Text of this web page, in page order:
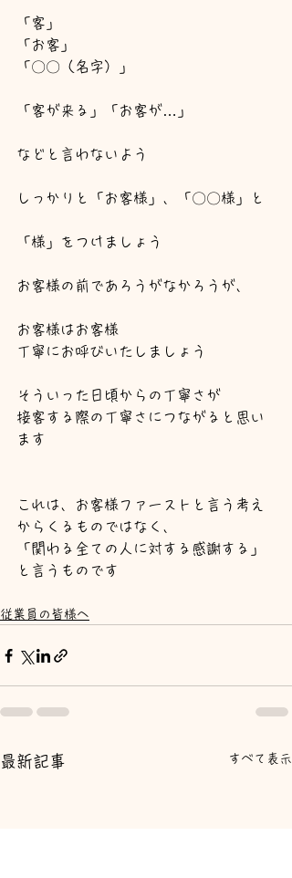
「客」
「お客」
「〇〇（名字）」
「客が来る」「お客が…」
などと言わないよう
しっかりと「お客様」、「〇〇様」と
「様」をつけましょう
お客様の前であろうがなかろうが、
お客様はお客様
丁寧にお呼びいたしましょう
そういった日頃からの丁寧さが
接客する際の丁寧さにつながると思い
ます
これは、お客様ファーストと言う考え
からくるものではなく、
「関わる全ての人に対する感謝する」
と言うものです
従業員の皆様へ
最新記事 すべて表示